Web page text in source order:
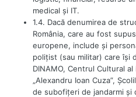
medical şi IT.
1.4. Dacă denumirea de
România, care au fost
europene, include şi
poliţist (sau militar) care îşi
DINAMO, Centrul Cultural
„Alexandru Ioan Cuza”,
de subofiţeri de jandarmi şi